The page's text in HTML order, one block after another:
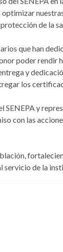
de la
que han
poder rendir
y
los
SENEPA y
con las
servicio de la